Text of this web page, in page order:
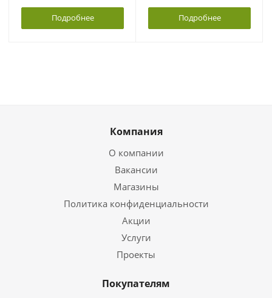
Подробнее Подробнее
Компания
О компании
Вакансии
Магазины
Политика конфиденциальности
Акции
Услуги
Проекты
Покупателям